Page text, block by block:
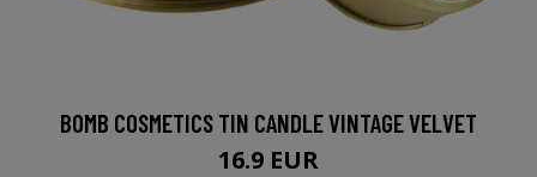
BOMB COSMETICS TIN CANDLE VINTAGE VELVET
16.9 EUR